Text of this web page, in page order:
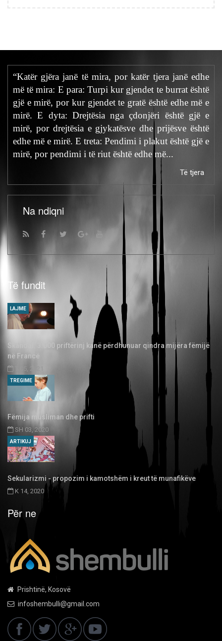
“Katër gjëra janë të mira, por katër tjera janë edhe
më të mira: E para: Turpi kur gjendet te burrat është
gjë e mirë, por kur gjendet te gratë është edhe më e
mirë. E dyta: Drejtësia nga çdonjëri është gjë e
mirë, por drejtësia e gjykatësve dhe prijësve është
edhe më e mirë. E treta: Pendimi i plakut është gjë e
mirë, por pendimi i të riut është edhe më...
Të tjera
Na ndiqni
Të fundit
Skandal: 3.000 priftërinj kanë përdhunuar qindra mijëra fëmijë
në Francë
LAJME
Fëmija musliman dhe prifti
SH 03, 2020
TREGIME
Sekularizmi - propozim i kamotshëm i kreut të munafikëve
K 14, 2020
ARTIKUJ
Për ne
Prishtinë, Kosovë
infoshembulli@gmail.com